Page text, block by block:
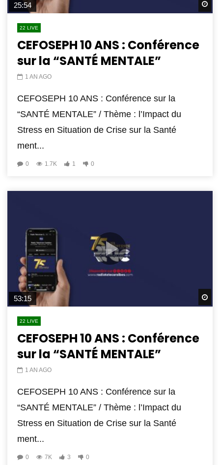
25:54
22 LIVE
CEFOSEPH 10 ANS : Conférence
sur la “SANTÉ MENTALE”
1 AN AGO
CEFOSEPH 10 ANS : Conférence sur la
“SANTÉ MENTALE” / Thème : l’Impact du
Stress en Situation de Crise sur la Santé
ment...
0 1.7K 1 0
53:15
22 LIVE
CEFOSEPH 10 ANS : Conférence
sur la “SANTÉ MENTALE”
1 AN AGO
CEFOSEPH 10 ANS : Conférence sur la
“SANTÉ MENTALE” / Thème : l’Impact du
Stress en Situation de Crise sur la Santé
ment...
0 7K 3 0